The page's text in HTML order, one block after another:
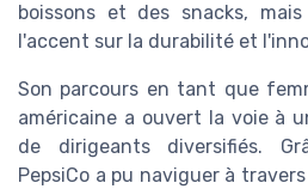
boissons et des snacks,
l'accent sur la durabilité et
Son parcours en tant que
américaine a ouvert la voie à
de dirigeants diversifiés.
PepsiCo a pu naviguer à